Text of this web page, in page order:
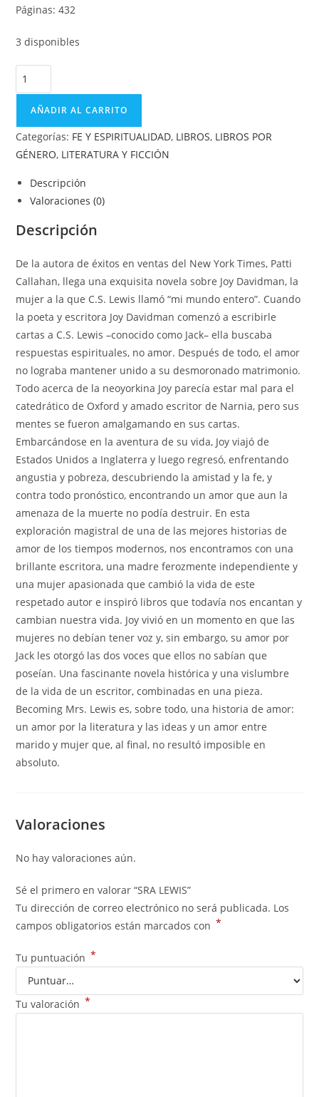
Páginas: 432
3 disponibles
AÑADIR AL CARRITO
Categorías: FE Y ESPIRITUALIDAD, LIBROS, LIBROS POR
GÉNERO, LITERATURA Y FICCIÓN
Descripción
Valoraciones (0)
Descripción
De la autora de éxitos en ventas del New York Times, Patti
Callahan, llega una exquisita novela sobre Joy Davidman, la
mujer a la que C.S. Lewis llamó “mi mundo entero”. Cuando
la poeta y escritora Joy Davidman comenzó a escribirle
cartas a C.S. Lewis –conocido como Jack– ella buscaba
respuestas espirituales, no amor. Después de todo, el amor
no lograba mantener unido a su desmoronado matrimonio.
Todo acerca de la neoyorkina Joy parecía estar mal para el
catedrático de Oxford y amado escritor de Narnia, pero sus
mentes se fueron amalgamando en sus cartas.
Embarcándose en la aventura de su vida, Joy viajó de
Estados Unidos a Inglaterra y luego regresó, enfrentando
angustia y pobreza, descubriendo la amistad y la fe, y
contra todo pronóstico, encontrando un amor que aun la
amenaza de la muerte no podía destruir. En esta
exploración magistral de una de las mejores historias de
amor de los tiempos modernos, nos encontramos con una
brillante escritora, una madre ferozmente independiente y
una mujer apasionada que cambió la vida de este
respetado autor e inspiró libros que todavía nos encantan y
cambian nuestra vida. Joy vivió en un momento en que las
mujeres no debían tener voz y, sin embargo, su amor por
Jack les otorgó las dos voces que ellos no sabían que
poseían. Una fascinante novela histórica y una vislumbre
de la vida de un escritor, combinadas en una pieza.
Becoming Mrs. Lewis es, sobre todo, una historia de amor:
un amor por la literatura y las ideas y un amor entre
marido y mujer que, al final, no resultó imposible en
absoluto.
Valoraciones
No hay valoraciones aún.
Sé el primero en valorar “SRA LEWIS”
Tu dirección de correo electrónico no será publicada. Los
campos obligatorios están marcados con *
Tu puntuación *
Tu valoración *